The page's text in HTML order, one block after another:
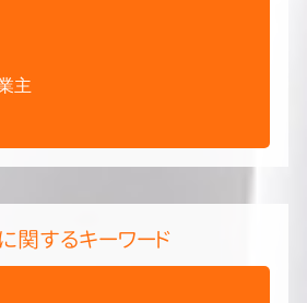
主
関するキーワード